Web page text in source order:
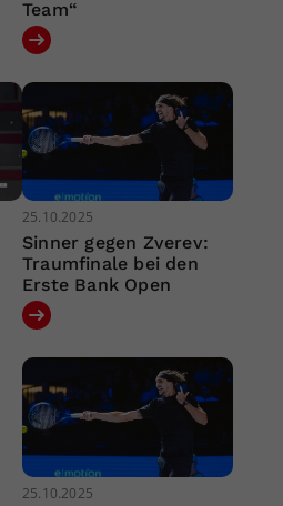
Team“
25.10.2025
Sinner gegen Zverev:
Traumfinale bei den
Erste Bank Open
25.10.2025